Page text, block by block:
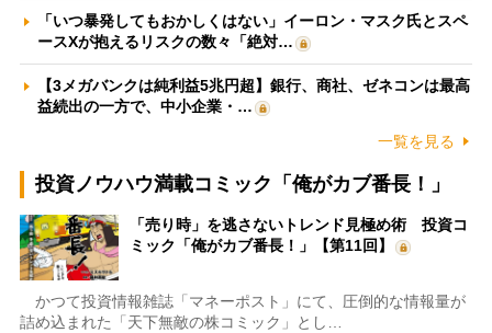
「いつ暴発してもおかしくはない」イーロン・マスク氏とスペ
ースXが抱えるリスクの数々「絶対…
【3メガバンクは純利益5兆円超】銀行、商社、ゼネコンは最高
益続出の一方で、中小企業・…
一覧を見る
投資ノウハウ満載コミック「俺がカブ番長！」
「売り時」を逃さないトレンド見極め術 投資コ
ミック「俺がカブ番長！」【第11回】
かつて投資情報雑誌「マネーポスト」にて、圧倒的な情報量が
詰め込まれた「天下無敵の株コミック」とし…